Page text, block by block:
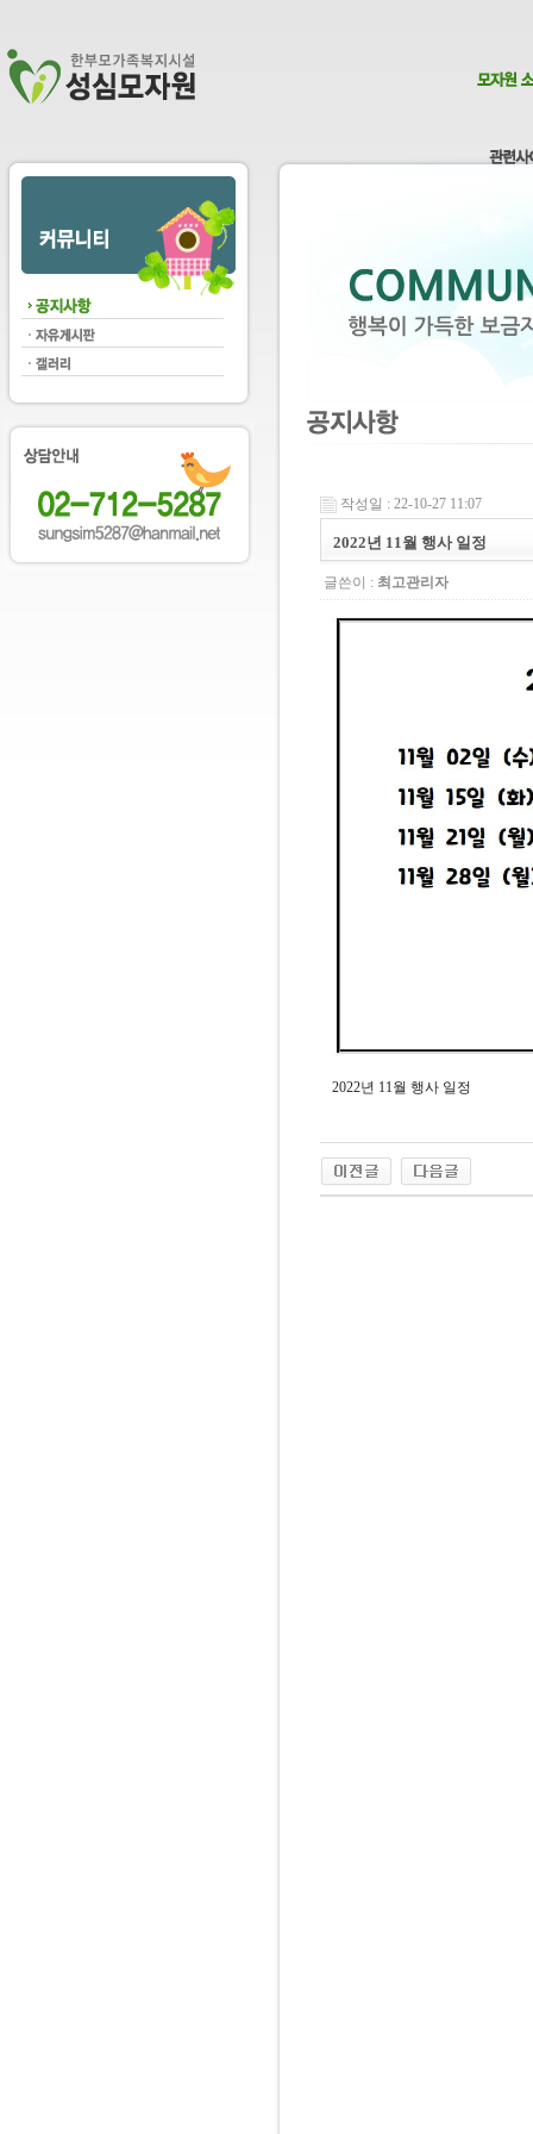
작성일 : 22-10-27 11:07
2022년 11월 행사 일정
글쓴이 : 최고관리자
2022년 11월 행사 일정